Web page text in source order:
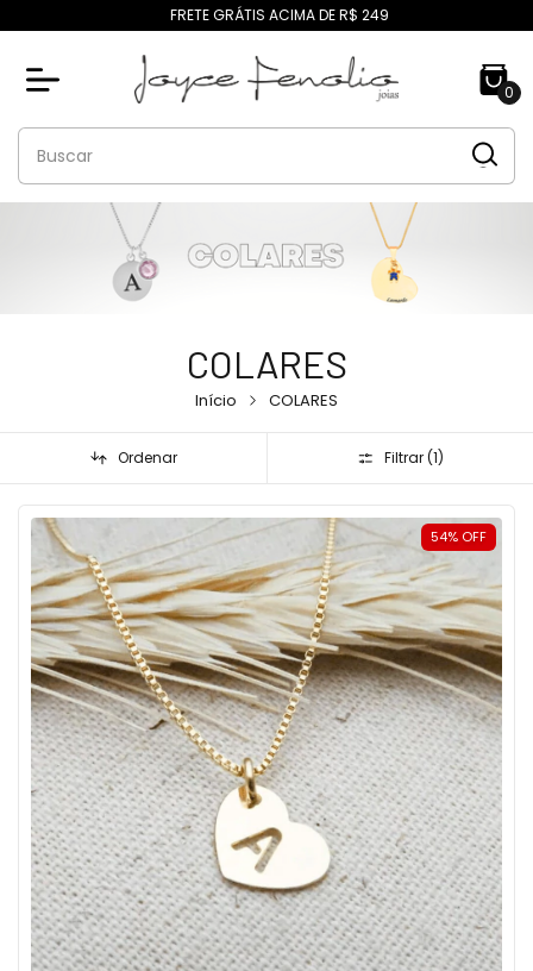
FRETE GRÁTIS ACIMA DE R$ 249
0
COLARES
Início COLARES
Ordenar Filtrar (1)
54% OFF